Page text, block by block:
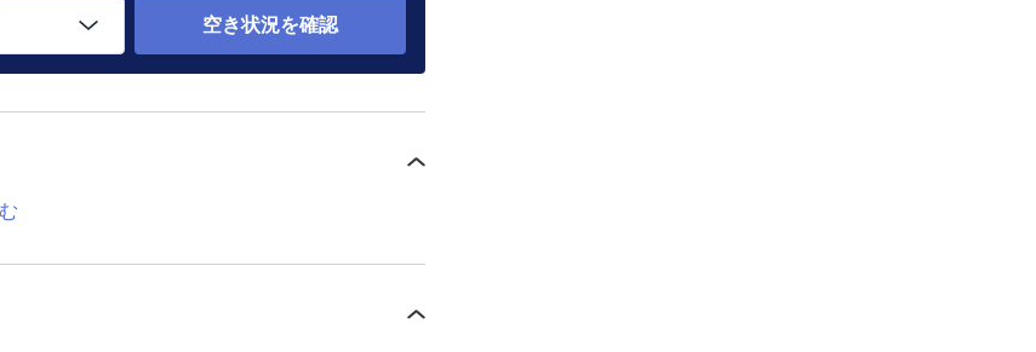
空き状況を確認